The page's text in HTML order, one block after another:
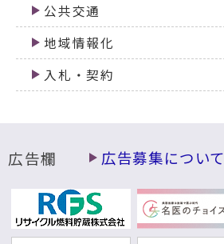
公共交通
地域情報化
入札・契約
広告欄 広告募集について